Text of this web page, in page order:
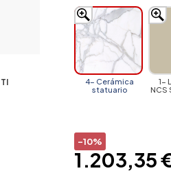
4- Cerámica
statuario
1-
NCS
-10%
1.203,35